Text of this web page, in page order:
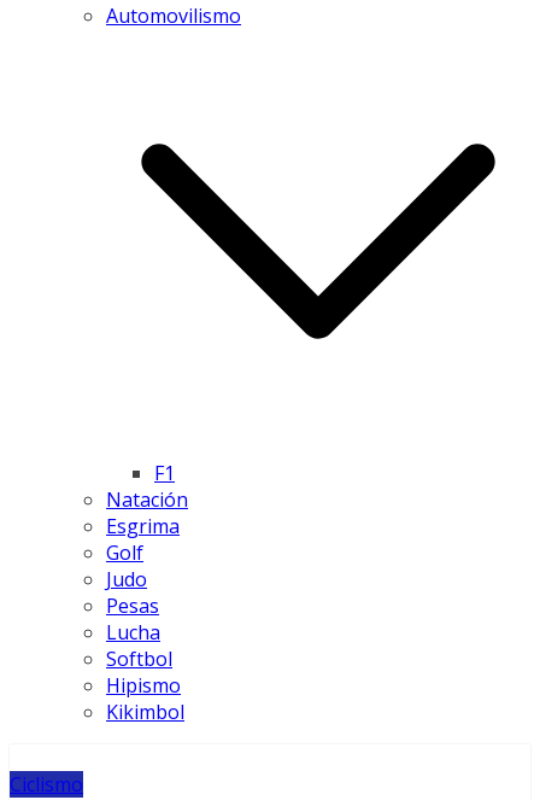
Automovilismo
F1
Natación
Esgrima
Golf
Judo
Pesas
Lucha
Softbol
Hipismo
Kikimbol
Ciclismo